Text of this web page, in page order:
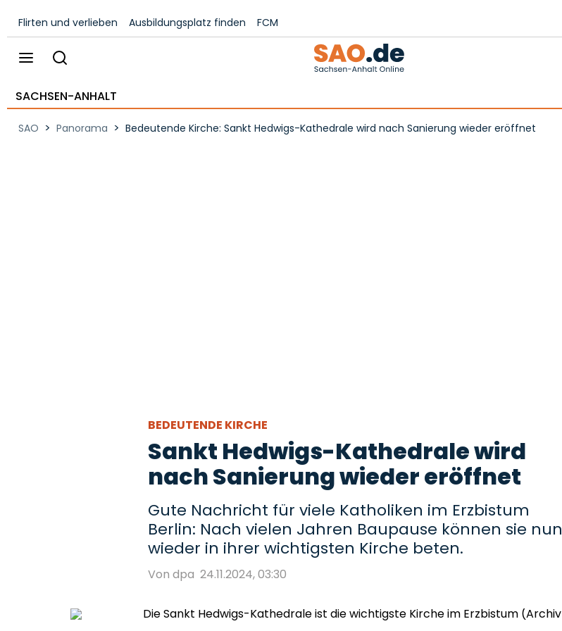
Flirten und verlieben Ausbildungsplatz finden FCM
SACHSEN-ANHALT
SAO > Panorama > Bedeutende Kirche: Sankt Hedwigs-Kathedrale wird nach Sanierung wieder eröffnet
BEDEUTENDE KIRCHE
Sankt Hedwigs-Kathedrale wird
nach Sanierung wieder eröffnet
Gute Nachricht für viele Katholiken im Erzbistum
Berlin: Nach vielen Jahren Baupause können sie nun
wieder in ihrer wichtigsten Kirche beten.
Von dpa 24.11.2024, 03:30